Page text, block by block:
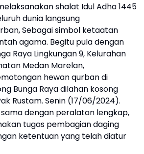
shalat Idul Adha 1445
dunia langsung
Sebagai simbol ketaatan
agama. Begitu pula dengan
Raya Lingkungan 9, Kelurahan
Medan Marelan,
hewan qurban di
Bunga Raya dilahan kosong
Rustam. Senin (17/06/2024).
dengan peralatan lengkap,
tugas pembagian daging
ketentuan yang telah diatur